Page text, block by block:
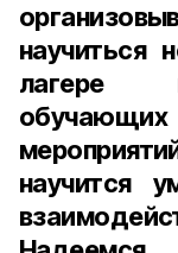
научиться
лагере
научится